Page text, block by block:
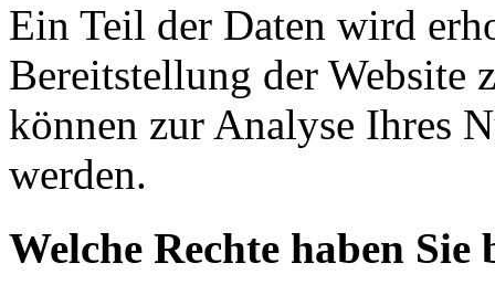
Ein Teil der Daten wird
Bereitstellung der Website
können zur Analyse Ihres
werden.
Welche Rechte haben